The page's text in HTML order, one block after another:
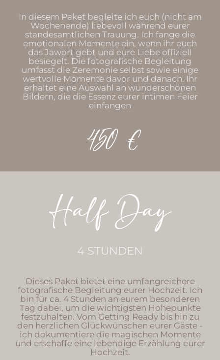
In diesem Paket begleite ich euch (nicht am
Wochenende) liebevoll während eurer
standesamtlichen Trauung. Ich fange die
emotionalen Momente ein, wenn ihr euch
das Jawort gebt und eure Liebe offiziell
besiegelt. Die fotografische Begleitung
umfasst die Zeremonie selbst sowie einige
wertvolle Momente davor und danach. Ihr
erhaltet eine Auswahl an wunderschönen
Bildern, die die Essenz eurer intimen Feier
einfangen
450 €
Half Day
4 STUNDEN
Dieses Paket bietet eine umfangreichere
fotografische Begleitung eurer Hochzeit. Ich
bin für ca. 4 Stunden an eurem besonderen
Tag dabei, um die wichtigsten Höhepunkte
festzuhalten. Vom Getting Ready bis hin zu
den herzlichen Glückwünschen eurer Gäste -
ich dokumentiere die magischen Momente
und erschaffe eine lebendige Erzählung eurer
Hochzeit.